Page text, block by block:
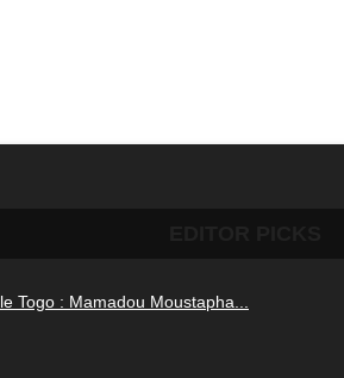
Togo : Mamadou Moustapha...